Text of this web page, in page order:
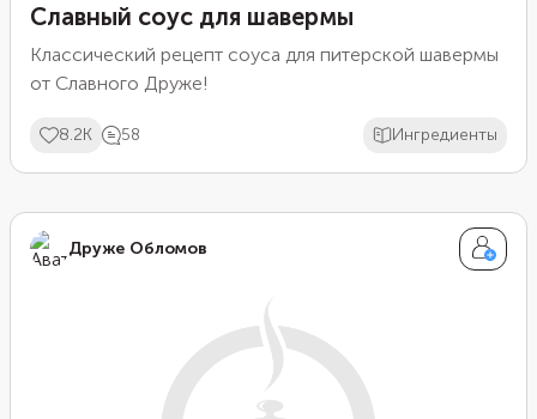
Славный соус для шавермы
Классический рецепт соуса для питерской шавермы
от Славного Друже!
8.2K 58 Ингредиенты
Друже Обломов